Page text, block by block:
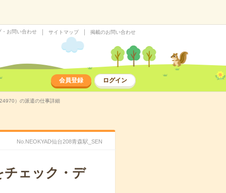
・お問い合わせ サイトマップ 掲載のお問い合わせ
会員登録 ログイン
）の派遣の仕事詳細
No.NEOKYAD仙台208青森駅_SEN
チェック・デ